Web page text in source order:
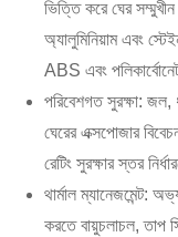
ভিত্তি করে ঘের
অ্যালুমিনিয়াম এবং
ABS এবং
পরিবেশগত সুরক্ষা: জল,
ঘেরের এক্সপোজার
রেটিং সুরক্ষার স্তর
থার্মাল ম্যানেজমেন্ট:
করতে বায়ুচলাচল, তাপ